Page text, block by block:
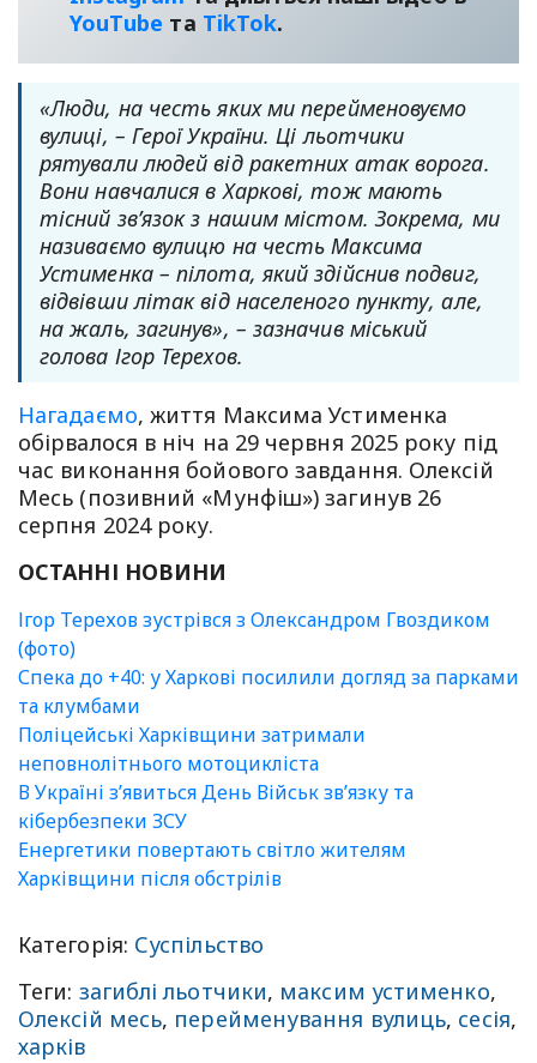
YouТube та TikTok.
«Люди, на честь яких ми перейменовуємо
вулиці, – Герої України. Ці льотчики
рятували людей від ракетних атак ворога.
Вони навчалися в Харкові, тож мають
тісний зв’язок з нашим містом. Зокрема, ми
називаємо вулицю на честь Максима
Устименка – пілота, який здійснив подвиг,
відвівши літак від населеного пункту, але,
на жаль, загинув», – зазначив міський
голова Ігор Терехов.
Нагадаємо, життя Максима Устименка
обірвалося в ніч на 29 червня 2025 року під
час виконання бойового завдання. Олексій
Месь (позивний «Мунфіш») загинув 26
серпня 2024 року.
ОСТАННІ НОВИНИ
Ігор Терехов зустрівся з Олександром Гвоздиком
(фото)
Спека до +40: у Харкові посилили догляд за парками
та клумбами
Поліцейські Харківщини затримали
неповнолітнього мотоцикліста
В Україні зʼявиться День Військ зв’язку та
кібербезпеки ЗСУ
Енергетики повертають світло жителям
Харківщини після обстрілів
Категорія: Суспільство
Теги: загиблі льотчики, максим устименко,
Олексій месь, перейменування вулиць, сесія,
харків